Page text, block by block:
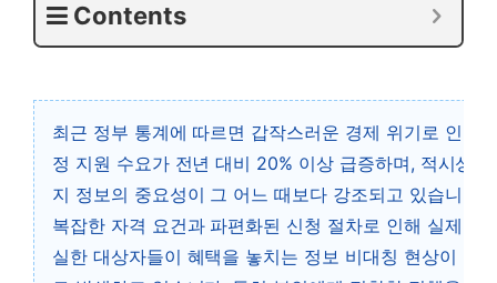
Contents
최근 정부 통계에 따르면 갑작스러운 경제 위기로 인한
정 지원 수요가 전년 대비 20% 이상 급증하며, 적시성
지 정보의 중요성이 그 어느 때보다 강조되고 있습니다.
복잡한 자격 요건과 파편화된 신청 절차로 인해 실제 지
실한 대상자들이 혜택을 놓치는 정보 비대칭 현상이 지